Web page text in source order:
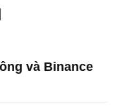
và Binance